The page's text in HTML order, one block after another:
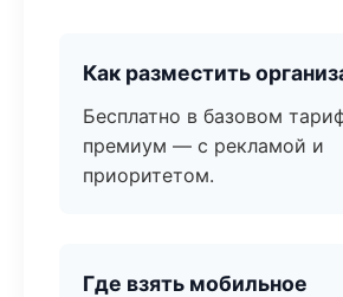
Как разместить
Бесплатно в базовом
премиум — с рекламой и
приоритетом.
Где взять мобильное